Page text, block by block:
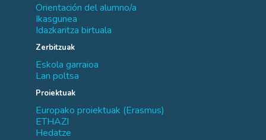
Orientación del alumno/a
Ikasgunea
Idazkaritza birtuala
Zerbitzuak
Eskola garraioa
Lan poltsa
Proiektuak
Europako proiektuak (Erasmus)
ETHAZI
Hedatze